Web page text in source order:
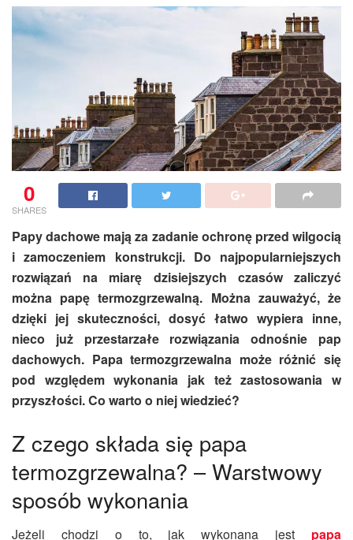
0
SHARES
Papy dachowe mają za zadanie ochronę przed wilgocią
i zamoczeniem konstrukcji. Do najpopularniejszych
rozwiązań na miarę dzisiejszych czasów zaliczyć
można papę termozgrzewalną. Można zauważyć, że
dzięki jej skuteczności, dosyć łatwo wypiera inne,
nieco już przestarzałe rozwiązania odnośnie pap
dachowych. Papa termozgrzewalna może różnić się
pod względem wykonania jak też zastosowania w
przyszłości. Co warto o niej wiedzieć?
Z czego składa się papa
termozgrzewalna? – Warstwowy
sposób wykonania
Jeżeli chodzi o to, jak wykonana jest papa